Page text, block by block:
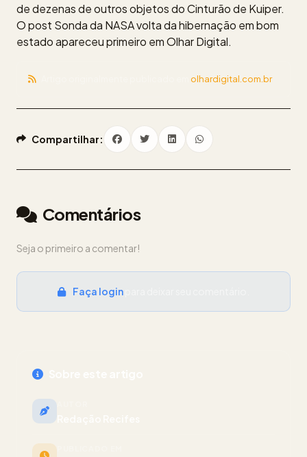
de dezenas de outros objetos do Cinturão de Kuiper.
O post Sonda da NASA volta da hibernação em bom
estado apareceu primeiro em Olhar Digital.
olhardigital.com.br
Compartilhar:
Comentários
Seja o primeiro a comentar!
Faça login